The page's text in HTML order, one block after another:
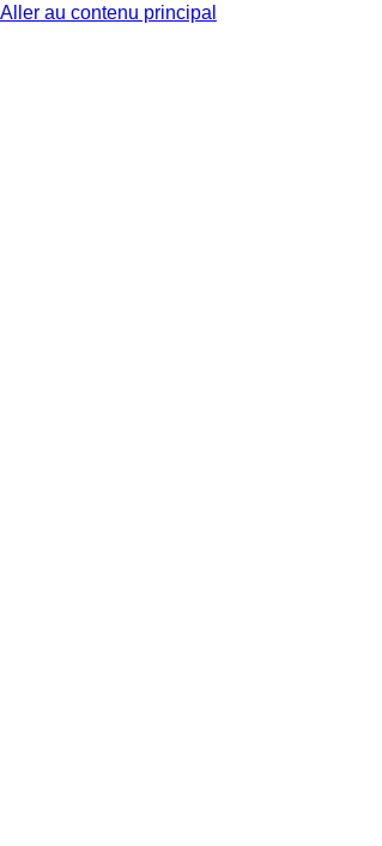
Aller au contenu principal